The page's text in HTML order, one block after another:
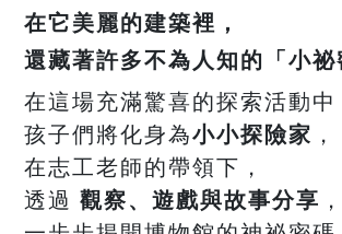
在它美麗的建築裡，
還藏著許多不為人知的「小
在這場充滿驚喜的探索活動中
孩子們將化身為小小探險家 ，
在志工老師的帶領下，
透過 觀察、遊戲與故事分享 ，